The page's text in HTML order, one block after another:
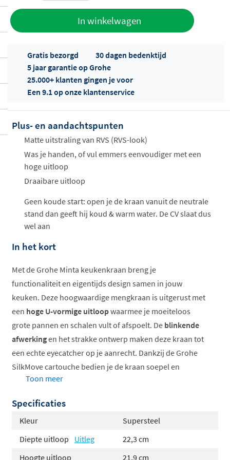
In winkelwagen
Offertes
ophalen...
Gratis bezorgd
30 dagen bedenktijd
5 jaar garantie op Grohe
25.000+ klanten gingen je voor
Een 9.1 op onze klantenservice
Plus- en aandachtspunten
Matte uitstraling van RVS (RVS-look)
Was je handen, of vul emmers eenvoudiger met een
hoge uitloop
Draaibare uitloop
Geen koude start: open je de kraan vanuit de neutrale
stand dan geeft hij koud & warm water. De CV slaat dus
wel aan
In het kort
Met de Grohe Minta keukenkraan breng je
functionaliteit en eigentijds design samen in jouw
keuken. Deze hoogwaardige mengkraan is uitgerust met
een hoge U-vormige uitloopwaarmee je moeiteloos
grote pannen en schalen vult of afspoelt. De blinkende
afwerkingen het strakke ontwerp maken deze kraan tot
een echte eyecatcher op je aanrecht. Dankzij de Grohe
SilkMove cartouche bedien je de kraan soepel en
nauwkeurig, terwijl je zelf bepaalt hoeveel water er
Hoge U-uitloop voor groot servies
Soepele hendelbediening
Toon meer
Specificaties
Kleur
Supersteel
Diepte uitloop
Uitleg
22,3 cm
Hoogte uitloop
21,9 cm